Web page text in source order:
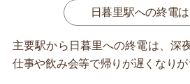
日暮里駅への終電
主要駅から日暮里への終電は、深
仕事や飲み会等で帰りが遅くなりが